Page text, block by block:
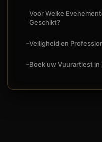
Voor Welke
Geschikt?
Veiligheid en
Boek uw Vuurartiest